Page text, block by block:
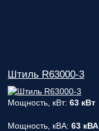
Штиль R63000-3
Мощность, кВт: 63 кВт
Мощность, кВА: 63 кВА